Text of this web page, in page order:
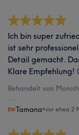
Ich bin super
ist sehr
Detail gemacht.
Klare Empfehlung!
Behandelt von
Tamana•vor etwa 2